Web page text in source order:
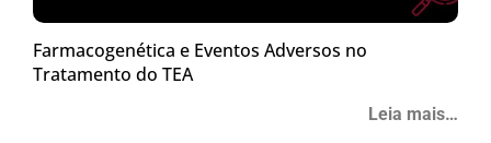
Farmacogenética e Eventos Adversos no
Tratamento do TEA
Leia mais…